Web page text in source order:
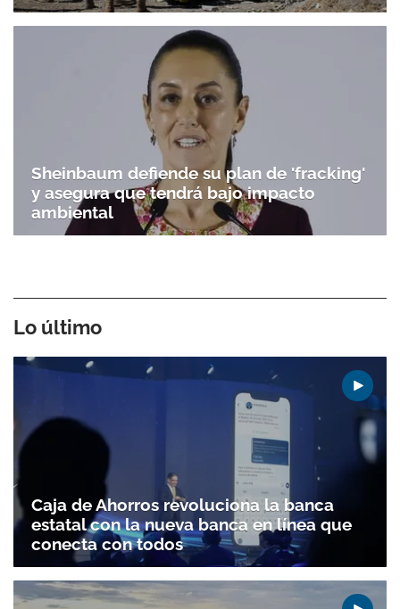
Sheinbaum defiende su plan de 'fracking'
y asegura que tendrá bajo impacto
ambiental
Lo último
Caja de Ahorros revoluciona la banca
estatal con la nueva banca en línea que
conecta con todos